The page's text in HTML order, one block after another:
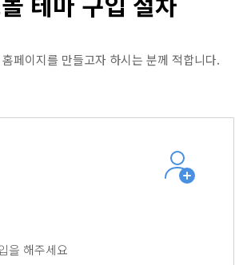
페이지를 만들고자 하시는 분께 적합니다.
을 해주세요